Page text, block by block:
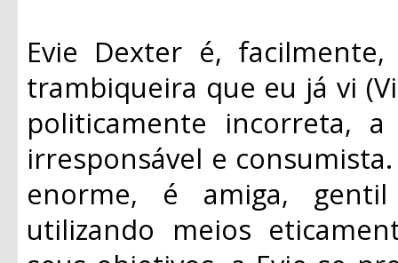
Evie Dexter é,
trambiqueira que eu já vi
politicamente incorreta,
irresponsável e
enorme, é amiga,
utilizando meios